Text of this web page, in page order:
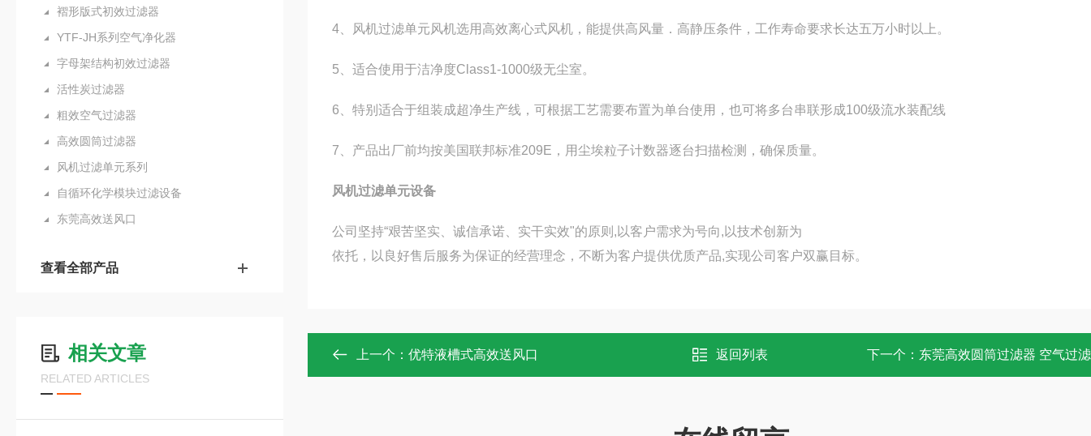
褶形版式初效过滤器
YTF-JH系列空气净化器
字母架结构初效过滤器
活性炭过滤器
粗效空气过滤器
高效圆筒过滤器
风机过滤单元系列
自循环化学模块过滤设备
东莞高效送风口
查看全部产品
相关文章
RELATED ARTICLES
4、风机过滤单元风机选用高效离心式风机，能提供高风量．高静压条件，工作寿命要求长达五万小时以上。
5、适合使用于洁净度Class1-1000级无尘室。
6、特别适合于组装成超净生产线，可根据工艺需要布置为单台使用，也可将多台串联形成100级流水装配线
7、产品出厂前均按美国联邦标准209E，用尘埃粒子计数器逐台扫描检测，确保质量。
风机过滤单元设备
公司坚持“艰苦坚实、诚信承诺、实干实效"的原则,以客户需求为号向,以技术创新为
依托，以良好售后服务为保证的经营理念，不断为客户提供优质产品,实现公司客户双赢目标。
上一个： 优特液槽式高效送风口 返回列表 下一个： 东莞高效圆筒过滤器 空气过